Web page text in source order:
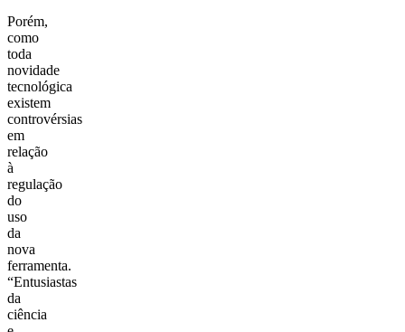
Porém,
como
toda
novidade
tecnológica
existem
controvérsias
em
relação
à
regulação
do
uso
da
nova
ferramenta.
“Entusiastas
da
ciência